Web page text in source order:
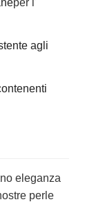
agli
eleganza
perle